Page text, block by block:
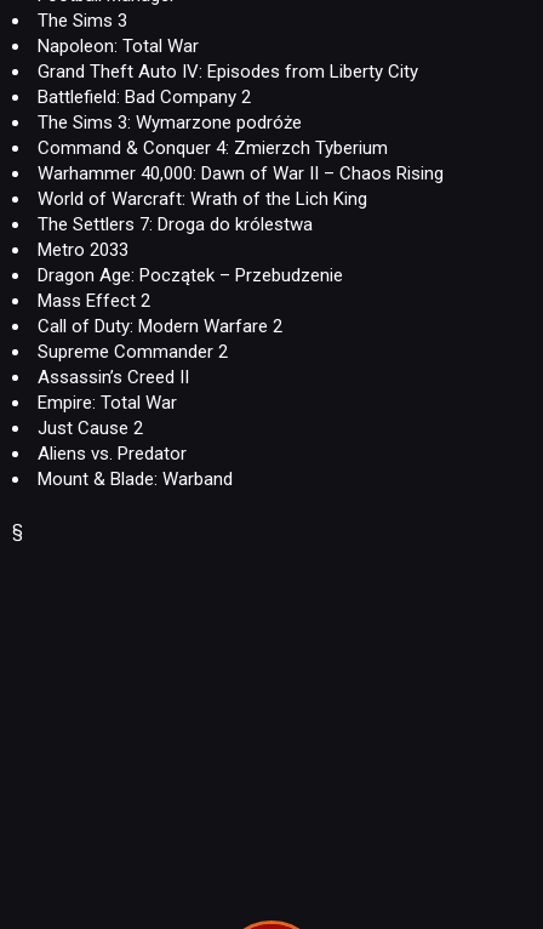
NEWSY
RECENZJE
PUBLICYSTYKA
KULTURA
The Sims 3
Napoleon: Total War
Grand Theft Auto IV: Episodes from Liberty City
Battlefield: Bad Company 2
The Sims 3: Wymarzone podróże
Command & Conquer 4: Zmierzch Tyberium
Warhammer 40,000: Dawn of War II – Chaos Rising
World of Warcraft: Wrath of the Lich King
The Settlers 7: Droga do królestwa
Metro 2033
Dragon Age: Początek – Przebudzenie
Mass Effect 2
Call of Duty: Modern Warfare 2
Supreme Commander 2
Assassin’s Creed II
Empire: Total War
Just Cause 2
Aliens vs. Predator
Mount & Blade: Warband
§